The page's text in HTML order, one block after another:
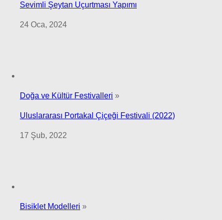
Sevimli Şeytan Uçurtması Yapımı
24 Oca, 2024
Doğa ve Kültür Festivalleri »
Uluslararası Portakal Çiçeği Festivali (2022)
17 Şub, 2022
Bisiklet Modelleri »